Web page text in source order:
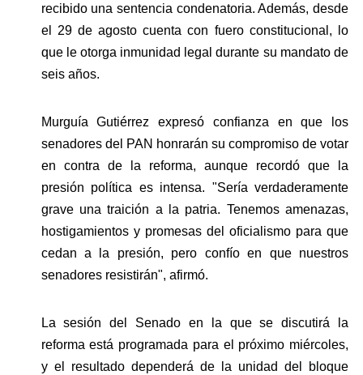
recibido una sentencia condenatoria. Además, desde
el 29 de agosto cuenta con fuero constitucional, lo
que le otorga inmunidad legal durante su mandato de
seis años.
Murguía Gutiérrez expresó confianza en que los
senadores del PAN honrarán su compromiso de votar
en contra de la reforma, aunque recordó que la
presión política es intensa. "Sería verdaderamente
grave una traición a la patria. Tenemos amenazas,
hostigamientos y promesas del oficialismo para que
cedan a la presión, pero confío en que nuestros
senadores resistirán", afirmó.
La sesión del Senado en la que se discutirá la
reforma está programada para el próximo miércoles,
y el resultado dependerá de la unidad del bloque